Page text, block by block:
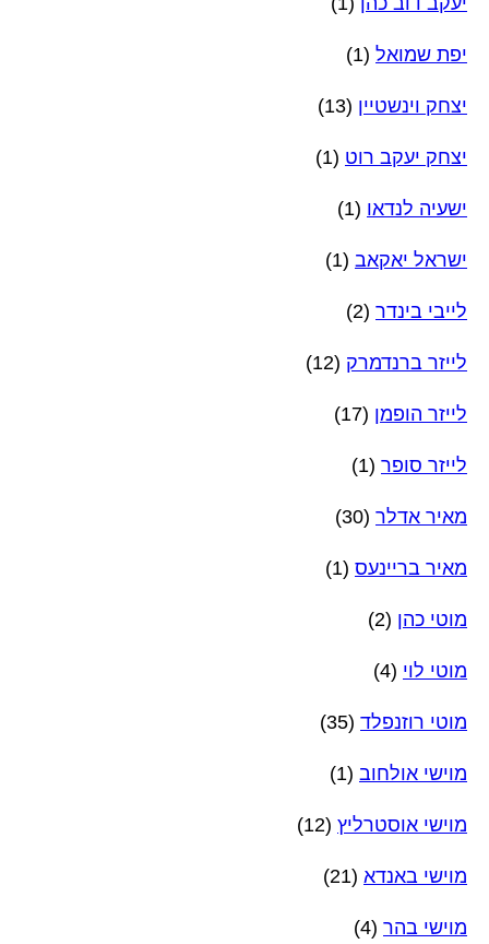
יפת שמואל (1)
יצחק וינשטיין (13)
יצחק יעקב רוט (1)
ישעיה לנדאו (1)
ישראל יאקאב (1)
לייבי בינדר (2)
לייזר ברנדמרק (12)
לייזר הופמן (17)
לייזר סופר (1)
מאיר אדלר (30)
מאיר בריינעס (1)
מוטי כהן (2)
מוטי לוי (4)
מוטי רוזנפלד (35)
מוישי אולחוב (1)
מוישי אוסטרליץ (12)
מוישי באנדא (21)
מוישי בהר (4)